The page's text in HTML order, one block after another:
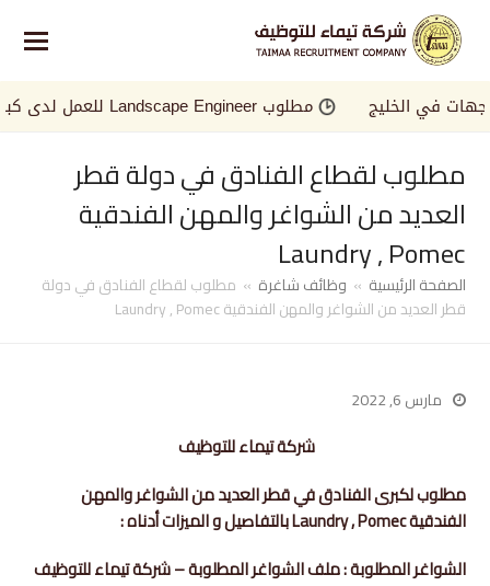
في الخليج مطلوب Landscape Engineer للعمل لدى كبرى الجهات في الخليج
مطلوب لقطاع الفنادق في دولة قطر
العديد من الشواغر والمهن الفندقية
Laundry , Pomec
الصفحة الرئيسية » وظائف شاغرة » مطلوب لقطاع الفنادق في دولة
قطر العديد من الشواغر والمهن الفندقية Laundry , Pomec
مارس 6, 2022
شركة تيماء للتوظيف
مطلوب لكبرى الفنادق في قطر العديد من الشواغر والمهن
الفندقية Laundry , Pomec
بالتفاصيل و الميزات أدناه :
الشواغر المطلوبة :ملف الشواغر المطلوبة – شركة تيماء للتوظيف